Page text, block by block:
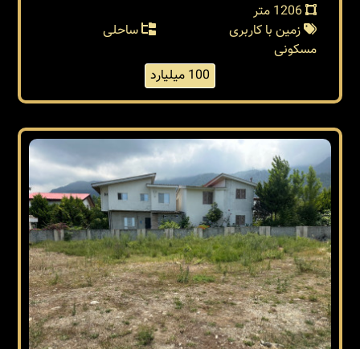
زمین با کاربری
مسکونی
ساحلی
100 میلیارد